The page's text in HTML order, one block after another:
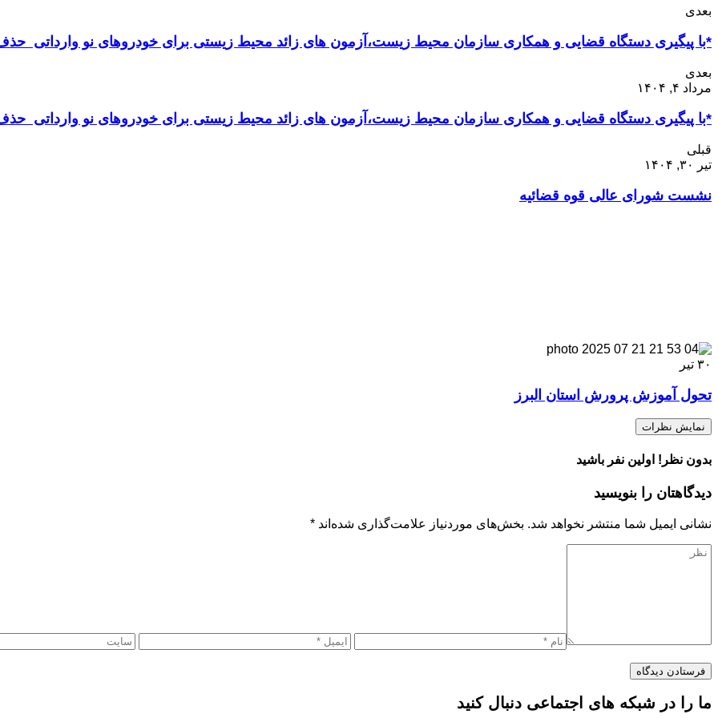
بعدی
*با پیگیری دستگاه قضایی و همکاری سازمان محیط زیست،آزمون های زائد محیط زیستی برای خودرو‌های نو وارداتی
بعدی
مرداد ۴, ۱۴۰۴
*با پیگیری دستگاه قضایی و همکاری سازمان محیط زیست،آزمون های زائد محیط زیستی برای خودرو‌های نو وارداتی
قبلی
تیر ۳۰, ۱۴۰۴
نشست شورای‌ عالی قوه قضائیه
۳۰ تیر
تحول آموزش پرورش استان البرز
نمایش نظرات
بدون نظر! اولین نفر باشید
دیدگاهتان را بنویسید
نشانی ایمیل شما منتشر نخواهد شد. بخش‌های موردنیاز علامت‌گذاری شده‌اند *
ما را در شبکه های اجتماعی دنبال کنید